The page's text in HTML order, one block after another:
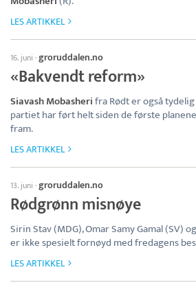
LES ARTIKKEL
16. juni ·groruddalen.no
«Bakvendt reform»
Siavash Mobasherifra Rødt er også
partiet har ført helt siden de første
fram.
LES ARTIKKEL
13. juni ·groruddalen.no
Rødgrønn misnøye
Sirin Stav (MDG), Omar Samy Gamal (SV) og
er ikke spesielt fornøyd med fredagens
LES ARTIKKEL